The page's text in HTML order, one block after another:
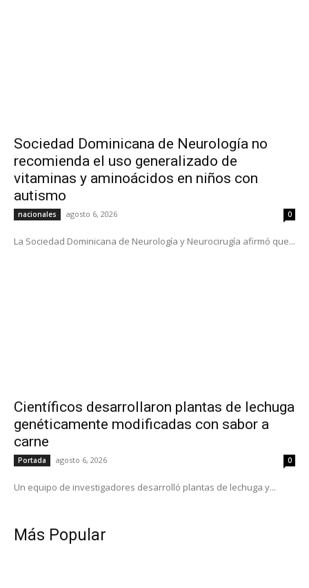
Sociedad Dominicana de Neurología no
recomienda el uso generalizado de
vitaminas y aminoácidos en niños con
autismo
nacionales agosto 6, 2026 0
La Sociedad Dominicana de Neurología y Neurocirugía afirmó que...
Científicos desarrollaron plantas de lechuga
genéticamente modificadas con sabor a
carne
Portada agosto 6, 2026 0
Un equipo de investigadores desarrolló plantas de lechuga y...
Más Popular